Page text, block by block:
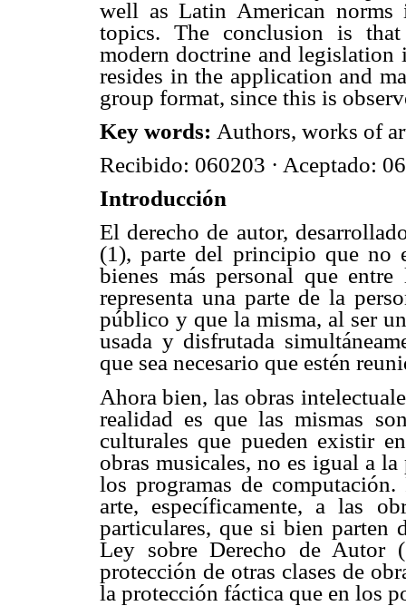
well as Latin American
topics. The conclusion is
modern doctrine and legislation
resides in the application and
group format, since this is
Key words: Authors, works of
Recibido: 060203 · Aceptado:
Introducción
El derecho de autor,
(1), parte del principio que no
bienes más personal que
representa una parte de la
público y que la misma, al ser
usada y disfrutada
que sea necesario que estén
Ahora bien, las obras
realidad es que las mismas
culturales que pueden existir
obras musicales, no es igual a
los programas de
arte, específicamente, a las
particulares, que si bien parten
Ley sobre Derecho de Autor
protección de otras clases de
la protección fáctica que en los